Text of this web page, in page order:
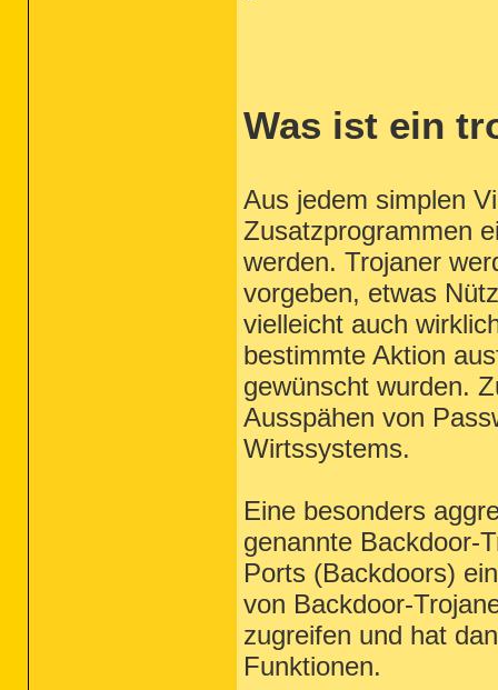
Was ist ein
Aus jedem simplen
Zusatzprogrammen
werden. Trojaner
vorgeben, etwas
vielleicht auch
bestimmte Aktion
gewünscht wurden.
Ausspähen von
Wirtssystems.
Eine besonders
genannte Backdoor-
Ports (Backdoors)
von Backdoor-
zugreifen und hat
Funktionen.